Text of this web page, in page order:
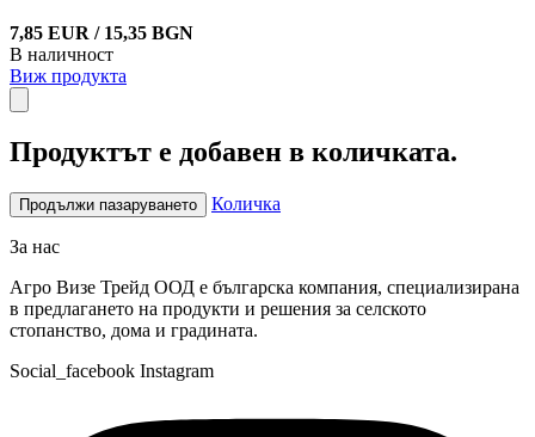
7,85 EUR / 15,35 BGN
В наличност
Виж продукта
Продуктът е добавен в количката.
Продължи пазаруването Количка
За нас
Агро Визе Трейд ООД е българска компания, специализирана
в предлагането на продукти и решения за селското
стопанство, дома и градината.
Social_facebook Instagram